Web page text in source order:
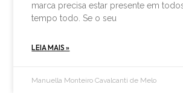
marca precisa estar presente em
tempo todo. Se o seu
LEIA MAIS »
Manuella Monteiro Cavalcanti de Melo